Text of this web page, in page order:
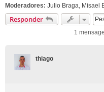
Moderadores: Julio Braga, Misael
Responder
1
thiago